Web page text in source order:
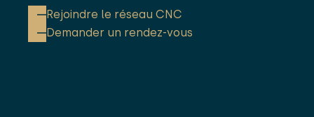
Rejoindre le réseau CNC
Demander un rendez-vous